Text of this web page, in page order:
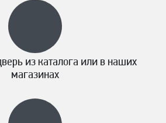
из каталога или в наших
магазинах